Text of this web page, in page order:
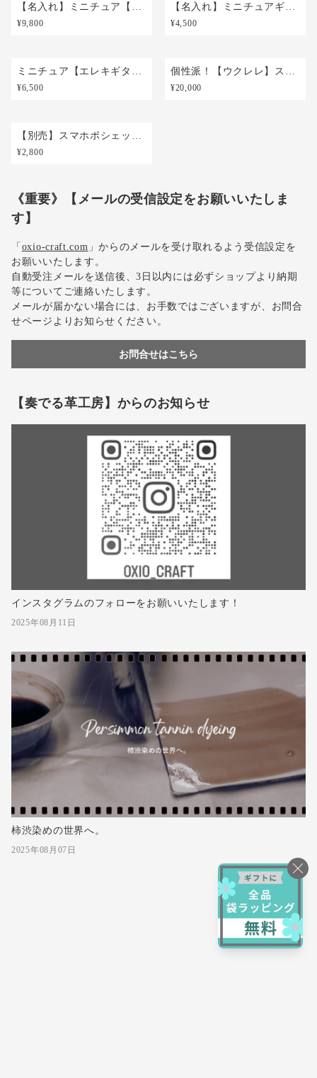
【名入れ】ミニチュア【ギター】キーカバー＆ピックケース バッグチャームやキーホルダーとしても！ラッピング無料
¥9,800
【名入れ】ミニチュアギターチャーム【カラー選択】ピックケース キーホルダー・バッグチャームとしても！ラッピング無料
¥4,500
ミニチュア【エレキギター】ピックケース【8種選択】キーホルダー・バッグチャームとしても！ラッピング無料
¥6,500
個性派！【ウクレレ】スマホポシェット【縦型・肩紐長さ調整可・2way】身軽なお出掛けに！ラッピング無料
¥20,000
【別売】スマホポシェット用革製ファイル【3色・名入れ可】【札ばさみ・カードケース・チケットケース・マスクケース】
¥2,800
《重要》【メールの受信設定をお願いいたしま
す】
「 oxio-craft.com 」からのメールを受け取れるよう受信設定を
お願いいたします。
自動受注メールを送信後、3日以内には必ずショップより納期
等についてご連絡いたします。
メールが届かない場合には、お手数ではございますが、お問合
せページよりお知らせください。
お問合せはこちら
【奏でる革工房】からのお知らせ
インスタグラムのフォローをお願いいたします！
2025年08月11日
柿渋染めの世界へ。
2025年08月07日